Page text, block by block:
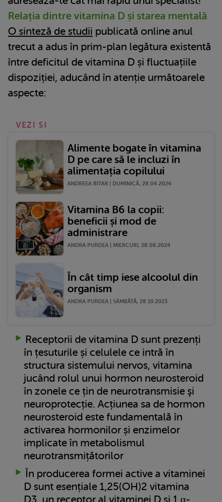
Relația dintre vitamina D și starea mentală
O sinteză de studii publicată online anul
trecut a adus în prim-plan legătura existentă
între deficitul de vitamina D și fluctuațiile
dispoziției, aducând în atenție următoarele
aspecte:
VEZI SI
Alimente bogate în vitamina
D pe care să le incluzi în
alimentația copilului
ANDREEA BITAR | DUMINICĂ, 28.04.2024
Vitamina B6 la copii:
beneficii și mod de
administrare
ANDRA PURDEA | MIERCURI, 28.08.2024
În cât timp iese alcoolul din
organism
ANDRA PURDEA | SÂMBĂTĂ, 28.10.2023
Receptorii de vitamina D sunt prezenți
în țesuturile și celulele ce intră în
structura sistemului nervos, vitamina
jucând rolul unui hormon neurosteroid
în zonele ce țin de neurotransmisie şi
neuroprotecție. Acțiunea sa de hormon
neurosteroid este fundamentală în
activarea hormonilor și enzimelor
implicate în metabolismul
neurotransmițătorilor
În producerea formei active a vitaminei
D sunt esențiale 1,25(OH)2 vitamina
D3, un receptor al vitaminei D și 1 α-